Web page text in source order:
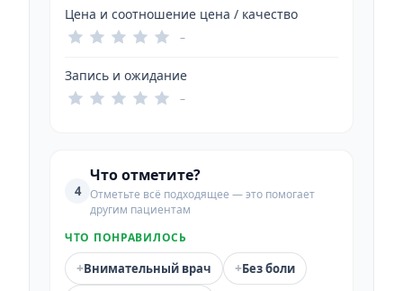
Цена и соотношение цена / качество
–
Запись и ожидание
–
4
Что отметите?
Отметьте всё подходящее — это помогает
другим пациентам
ЧТО ПОНРАВИЛОСЬ
+Внимательный врач +Без боли